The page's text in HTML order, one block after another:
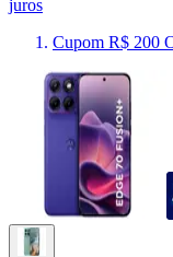
juros
Cupom R$ 200